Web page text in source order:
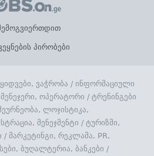
პირობები
ვაჭრობა / ინფორმაციული
ოპერატორი / ტრენინგები
ლოჯისტიკა,
მენეჯმენტი / ტურიზმი,
/ მარკეტინგი, რეკლამა, PR,
ბუღალტერია, ბანკები /